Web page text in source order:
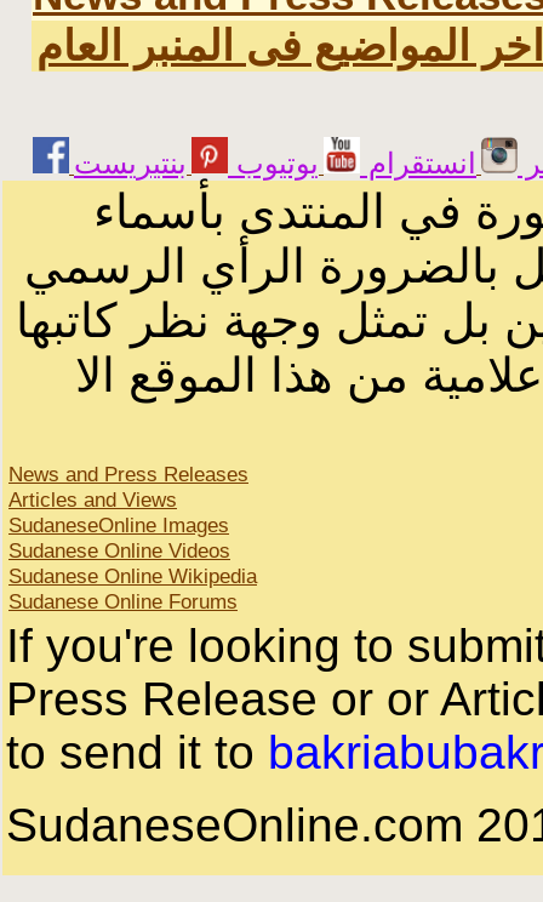
اخر المواضيع فى المنبر العام
انستقرام يوتيوب
في المنتدى بأسماء
بالضرورة الرأي الرسمي
بل تمثل وجهة نظر كاتبها
من هذا الموقع الا
News and Press Releases
Articles and Views
SudaneseOnline Images
Sudanese Online Videos
Sudanese Online Wikipedia
Sudanese Online Forums
If you're looking to
Press Release or or
to send it to